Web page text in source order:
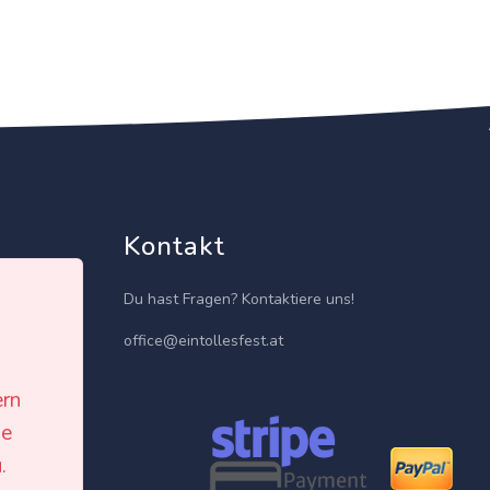
Kontakt
Du hast Fragen? Kontaktiere uns!
office@eintollesfest.at